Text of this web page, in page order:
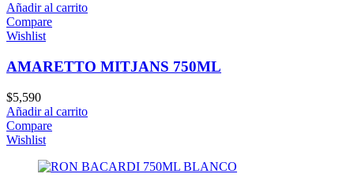
Añadir al carrito
Compare
Wishlist
AMARETTO MITJANS 750ML
$5,590
Añadir al carrito
Compare
Wishlist